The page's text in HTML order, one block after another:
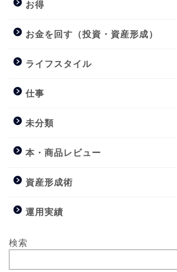
お得
お金を回す（投資・資産形成）
ライフスタイル
仕事
未分類
本・商品レビュー
資産形成術
運用実績
検索